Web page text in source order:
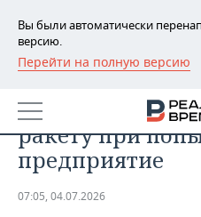
Вы были автоматически
версию.
Перейти на полную версию
РЕГИОНЫ
БАШКОРТОСТАН
ТАТАРСТАН
НОВОСТИ
АНАЛИТИКА
В Удмуртии
ракету при
предприятие
07:05, 04.07.2026